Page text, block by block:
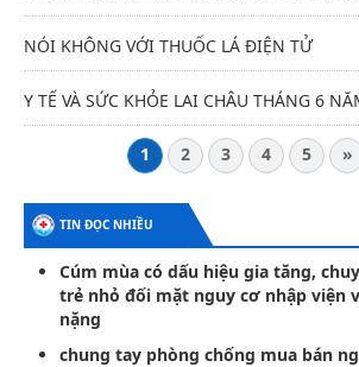
NÓI KHÔNG VỚI THUỐC LÁ ĐIỆN TỬ
Y TẾ VÀ SỨC KHỎE LAI CHÂU THÁNG 6
1 2 3 4 5 »
TIN ĐỌC NHIỀU
Cúm mùa có dấu hiệu gia tăng,
trẻ nhỏ đối mặt nguy cơ nhập viện
nặng
chung tay phòng chống mua bán